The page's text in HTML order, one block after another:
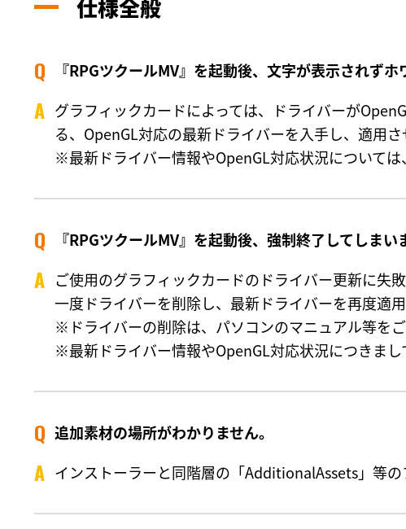
仕様全般
『RPGツクールMV』を起動後、文字が表示されずホ
グラフィックカードによっては、ドライバーが
る、OpenGL対応の最新ドライバーを入手し、適用さ
※最新ドライバー情報やOpenGL対応状況については
『RPGツクールMV』を起動後、強制終了してしまい
ご使用のグラフィックカードのドライバー更新に失
一度ドライバーを削除し、最新ドライバーを再度適
※ドライバーの削除は、パソコンのマニュアル等を
※最新ドライバー情報やOpenGL対応状況につきまし
追加素材の場所がわかりません。
インストーラーと同階層の「AdditionalAssets」等の